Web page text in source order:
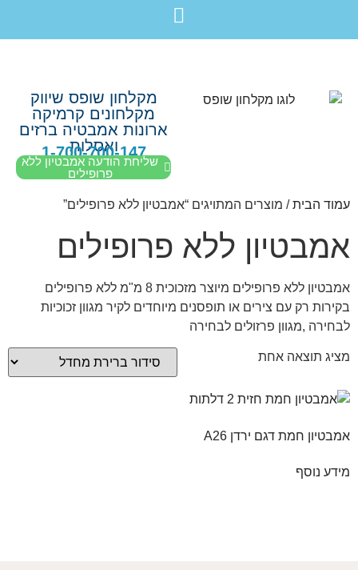
מקלחון שופס שיווק
מקלחונים קרמיקה
ארונות אמבטיה ברזים
ואסלות
1-700-700-147
שליחת הודעה אמבטיון ללא
פרופילים
עמוד הבית/ מוצרים המתויגים “אמבטיון ללא פרופילים”
אמבטיון ללא פרופילים
אמבטיון ללא פרופילים מיוצר מזכוכית 8 מ"מ ללא פרופילים
בקירות רק עם צירים או תופסנים מיוחדים לקיר מגוון זכוכיות
לבחירה ,מגוון פרזולים לבחירה
מציג תוצאה אחת
אמבטיון חמת דגם ירדן A26
מידע נוסף